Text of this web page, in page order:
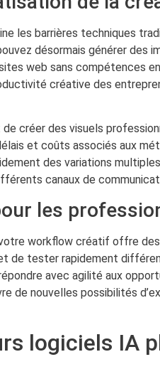
les barrières techniques
désormais générer des
web sans compétences
créative des
créer des visuels
et coûts associés aux
des variations
canaux de
les
votre workflow créatif offre
de tester rapidement
avec agilité aux
de nouvelles possibilités
logiciels IA